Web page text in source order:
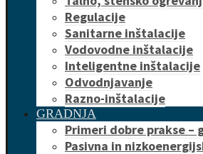
Regulacije
Sanitarne inštalacije
Vodovodne inštalacije
Inteligentne inštalacije
Odvodnjavanje
Razno-inštalacije
GRADNJA
Primeri dobre prakse –
Pasivna in